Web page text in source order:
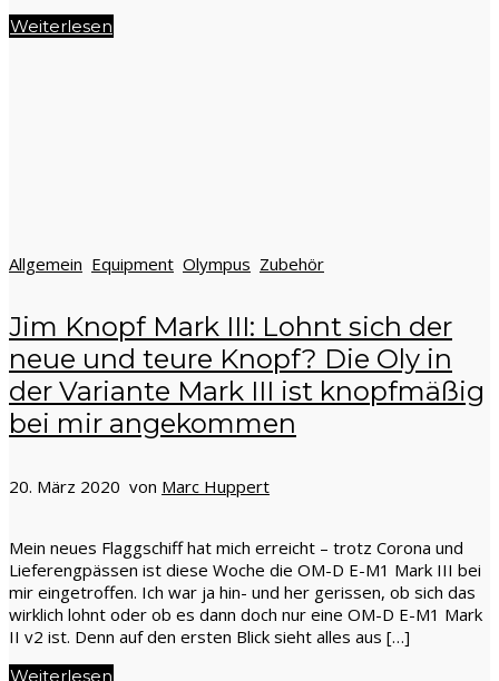
Weiterlesen
Allgemein Equipment Olympus Zubehör
Jim Knopf Mark III: Lohnt sich der
neue und teure Knopf? Die Oly in
der Variante Mark III ist knopfmäßig
bei mir angekommen
20. März 2020 von Marc Huppert
Mein neues Flaggschiff hat mich erreicht – trotz Corona und
Lieferengpässen ist diese Woche die OM-D E-M1 Mark III bei
mir eingetroffen. Ich war ja hin- und her gerissen, ob sich das
wirklich lohnt oder ob es dann doch nur eine OM-D E-M1 Mark
II v2 ist. Denn auf den ersten Blick sieht alles aus […]
Weiterlesen